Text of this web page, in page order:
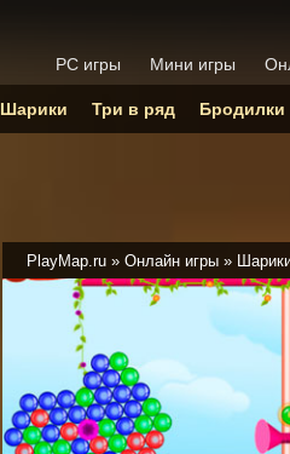
PlayMap.ru » Онлайн игры »
PC игры Мини игры
Шарики Три в ряд Бродилки